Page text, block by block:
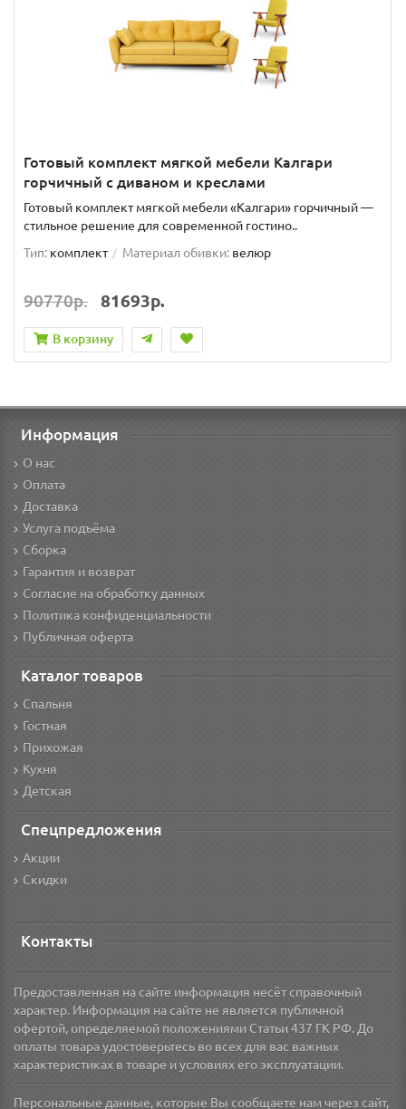
Готовый комплект мягкой мебели Калгари
горчичный с диваном и креслами
Готовый комплект мягкой мебели «Калгари» горчичный —
стильное решение для современной гостино..
Тип: комплект Материал обивки: велюр
90770р. 81693р.
В корзину
Информация
О нас
Оплата
Доставка
Услуга подъёма
Сборка
Гарантия и возврат
Согласие на обработку данных
Политика конфиденциальности
Публичная оферта
Каталог товаров
Спальня
Гостная
Прихожая
Кухня
Детская
Спецпредложения
Акции
Скидки
Контакты
Предоставленная на сайте информация несёт справочный
характер. Информация на сайте не является публичной
офертой, определяемой положениями Статьи 437 ГК РФ. До
оплаты товара удостоверьтесь во всех для вас важных
характеристиках в товаре и условиях его эксплуатации.
Персональные данные, которые Вы сообщаете нам через сайт,